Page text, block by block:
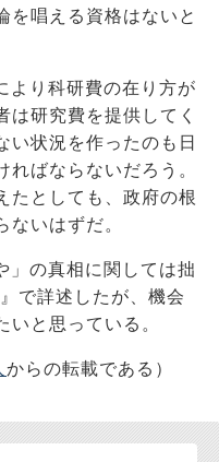
を唱える資格はないと
より科研費の在り方が
研究費を提供してく
い状況を作ったのも日
ばならないだろう。
たとしても、政府の根
いはずだ。
」の真相に関しては拙
で詳述したが、機会
と思っている。
からの転載である）